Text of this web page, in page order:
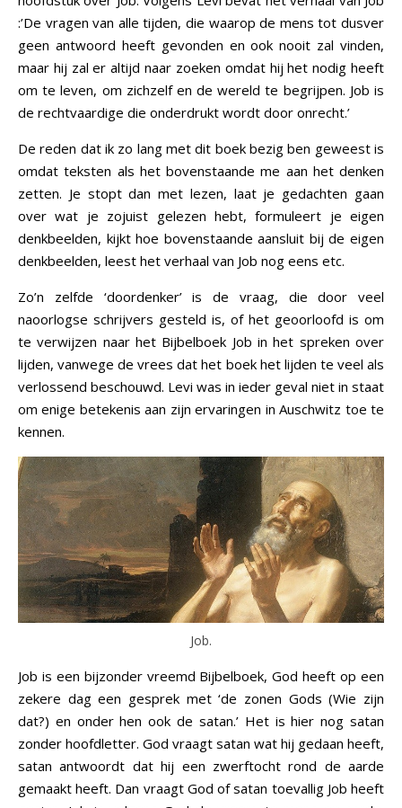
:’De vragen van alle tijden, die waarop de mens tot dusver
geen antwoord heeft gevonden en ook nooit zal vinden,
maar hij zal er altijd naar zoeken omdat hij het nodig heeft
om te leven, om zichzelf en de wereld te begrijpen. Job is
de rechtvaardige die onderdrukt wordt door onrecht.’
De reden dat ik zo lang met dit boek bezig ben geweest is
omdat teksten als het bovenstaande me aan het denken
zetten. Je stopt dan met lezen, laat je gedachten gaan
over wat je zojuist gelezen hebt, formuleert je eigen
denkbeelden, kijkt hoe bovenstaande aansluit bij de eigen
denkbeelden, leest het verhaal van Job nog eens etc.
Zo’n zelfde ‘doordenker’ is de vraag, die door veel
naoorlogse schrijvers gesteld is, of het geoorloofd is om
te verwijzen naar het Bijbelboek Job in het spreken over
lijden, vanwege de vrees dat het boek het lijden te veel als
verlossend beschouwd. Levi was in ieder geval niet in staat
om enige betekenis aan zijn ervaringen in Auschwitz toe te
kennen.
Job.
Job is een bijzonder vreemd Bijbelboek, God heeft op een
zekere dag een gesprek met ‘de zonen Gods (Wie zijn
dat?) en onder hen ook de satan.’ Het is hier nog satan
zonder hoofdletter. God vraagt satan wat hij gedaan heeft,
satan antwoordt dat hij een zwerftocht rond de aarde
gemaakt heeft. Dan vraagt God of satan toevallig Job heeft